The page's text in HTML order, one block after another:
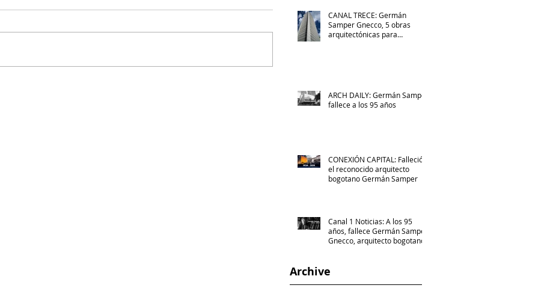
CANAL TRECE: Germán
Samper Gnecco, 5 obras
arquitectónicas para
ARCH DAILY: Germán Samper
fallece a los 95 años
CONEXIÓN CAPITAL: Falleció
el reconocido arquitecto
bogotano Germán Samper
Canal 1 Noticias: A los 95
años, fallece Germán Samper
Gnecco, arquitecto bogotano
Archive